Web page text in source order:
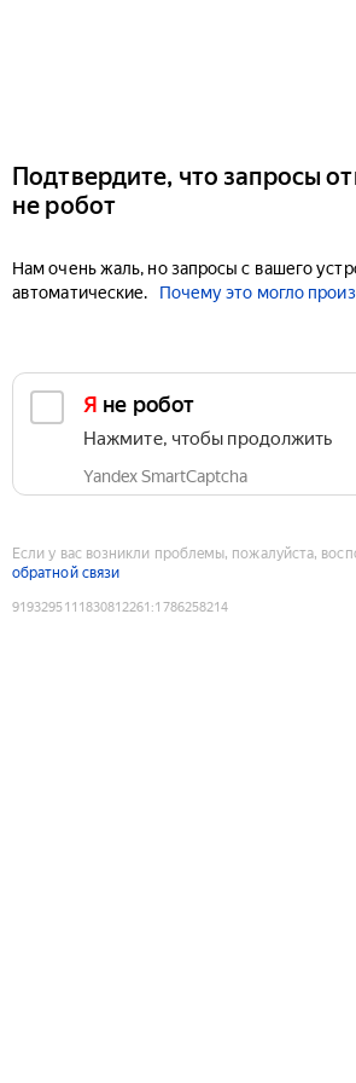
Подтвердите, что запросы
не робот
Нам очень жаль, но запросы с вашего
автоматические.
Почему это могло
Я не робот
Нажмите, чтобы продолжить
Yandex SmartCaptcha
Если у вас возникли проблемы, пожалуйста,
обратной связи
9193295111830812261 :1786258214